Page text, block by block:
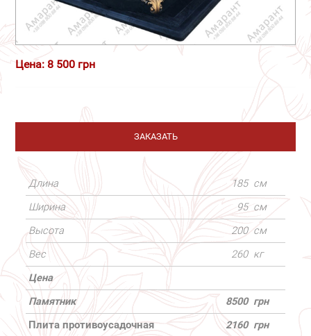
Цена: 8 500 грн
ЗАКАЗАТЬ
Длина 185 см
Ширина
95 см
Высота
200 см
Вес
260 кг
Цена
Памятник
8500 грн
Плита противоусадочная
2160 грн